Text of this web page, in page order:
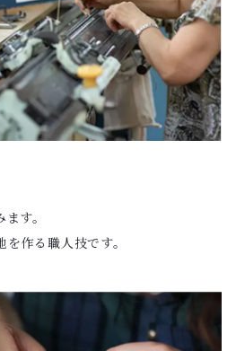
す。
作る職人技です。